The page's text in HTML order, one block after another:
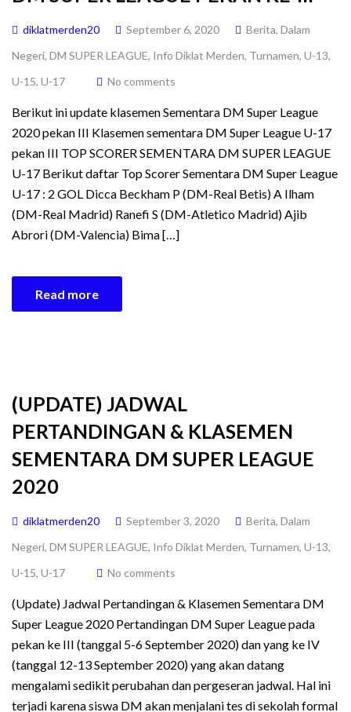
diklatmerden20 September 6, 2020 Berita, Dalam
Negeri, DM SUPER LEAGUE, Info Diklat Merden, Turnamen, U-13,
U-15, U-17 No comments
Berikut ini update klasemen Sementara DM Super League
2020 pekan III Klasemen sementara DM Super League U-17
pekan III TOP SCORER SEMENTARA DM SUPER LEAGUE
U-17 Berikut daftar Top Scorer Sementara DM Super League
U-17 : 2 GOL Dicca Beckham P (DM-Real Betis) A Ilham
(DM-Real Madrid) Ranefi S (DM-Atletico Madrid) Ajib
Abrori (DM-Valencia) Bima […]
Read more
(UPDATE) JADWAL
PERTANDINGAN & KLASEMEN
SEMENTARA DM SUPER LEAGUE
2020
diklatmerden20 September 3, 2020 Berita, Dalam
Negeri, DM SUPER LEAGUE, Info Diklat Merden, Turnamen, U-13,
U-15, U-17 No comments
(Update) Jadwal Pertandingan & Klasemen Sementara DM
Super League 2020 Pertandingan DM Super League pada
pekan ke III (tanggal 5-6 September 2020) dan yang ke IV
(tanggal 12-13 September 2020) yang akan datang
mengalami sedikit perubahan dan pergeseran jadwal. Hal ini
terjadi karena siswa DM akan menjalani tes di sekolah formal